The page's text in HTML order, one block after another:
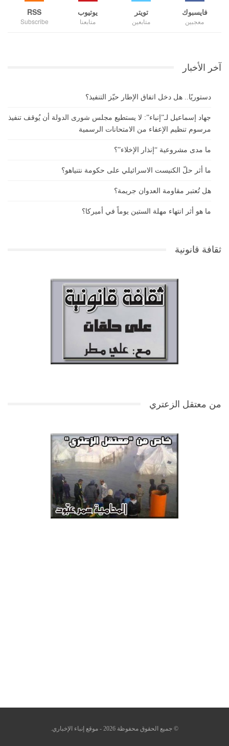
فايسبوك
معجبين
تويتر
متابعين
يوتيوب
متابعنا
RSS
Subscribe
آخر الأخبار
دستوريًا.. هل دخل اتفاق الإطار حيّز التنفيذ؟
جهاد إسماعيل لـ”إنباء”: لا يستطيع مجلس شورى الدولة أن يُوقف تنفيذ
مرسوم تنظيم الإعفاء من الامتحانات الرسمية
ما مدى مشروعية “إنذار الإخلاء”؟
ما أثر حلّ الكنيست الاسرائيلي على حكومة نتنياهو؟
هل تُعتبر مقاومة العدوان جريمة؟
ما هو أثر انتهاء مهلة الستين يوماً في أميركا؟
ثقافة قانونية
من معتقل الزعتري
© جميع الحقوق محفوظة 2026 - موقع إنباء الإخباري.